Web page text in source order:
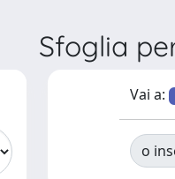
Sfoglia
Vai a:
o